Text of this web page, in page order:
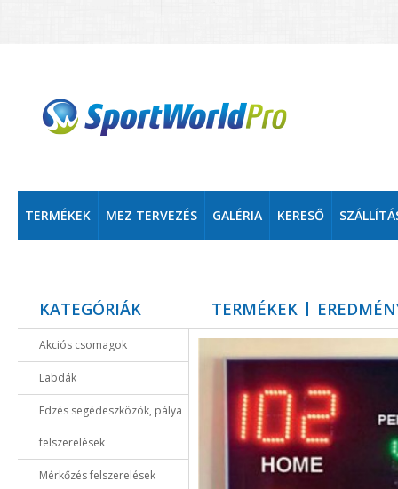
TERMÉKEK MEZ TERVEZÉS GALÉRIA KERESŐ
KATEGÓRIÁK TERMÉKEK
Akciós csomagok
Labdák
Edzés segédeszközök, pálya
felszerelések
Mérkőzés felszerelések